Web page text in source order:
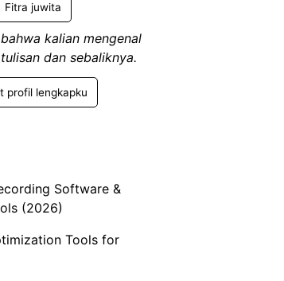
Fitra juwita
kalian mengenal
dan sebaliknya.
profil lengkapku
Software &
(2026)
Tools for